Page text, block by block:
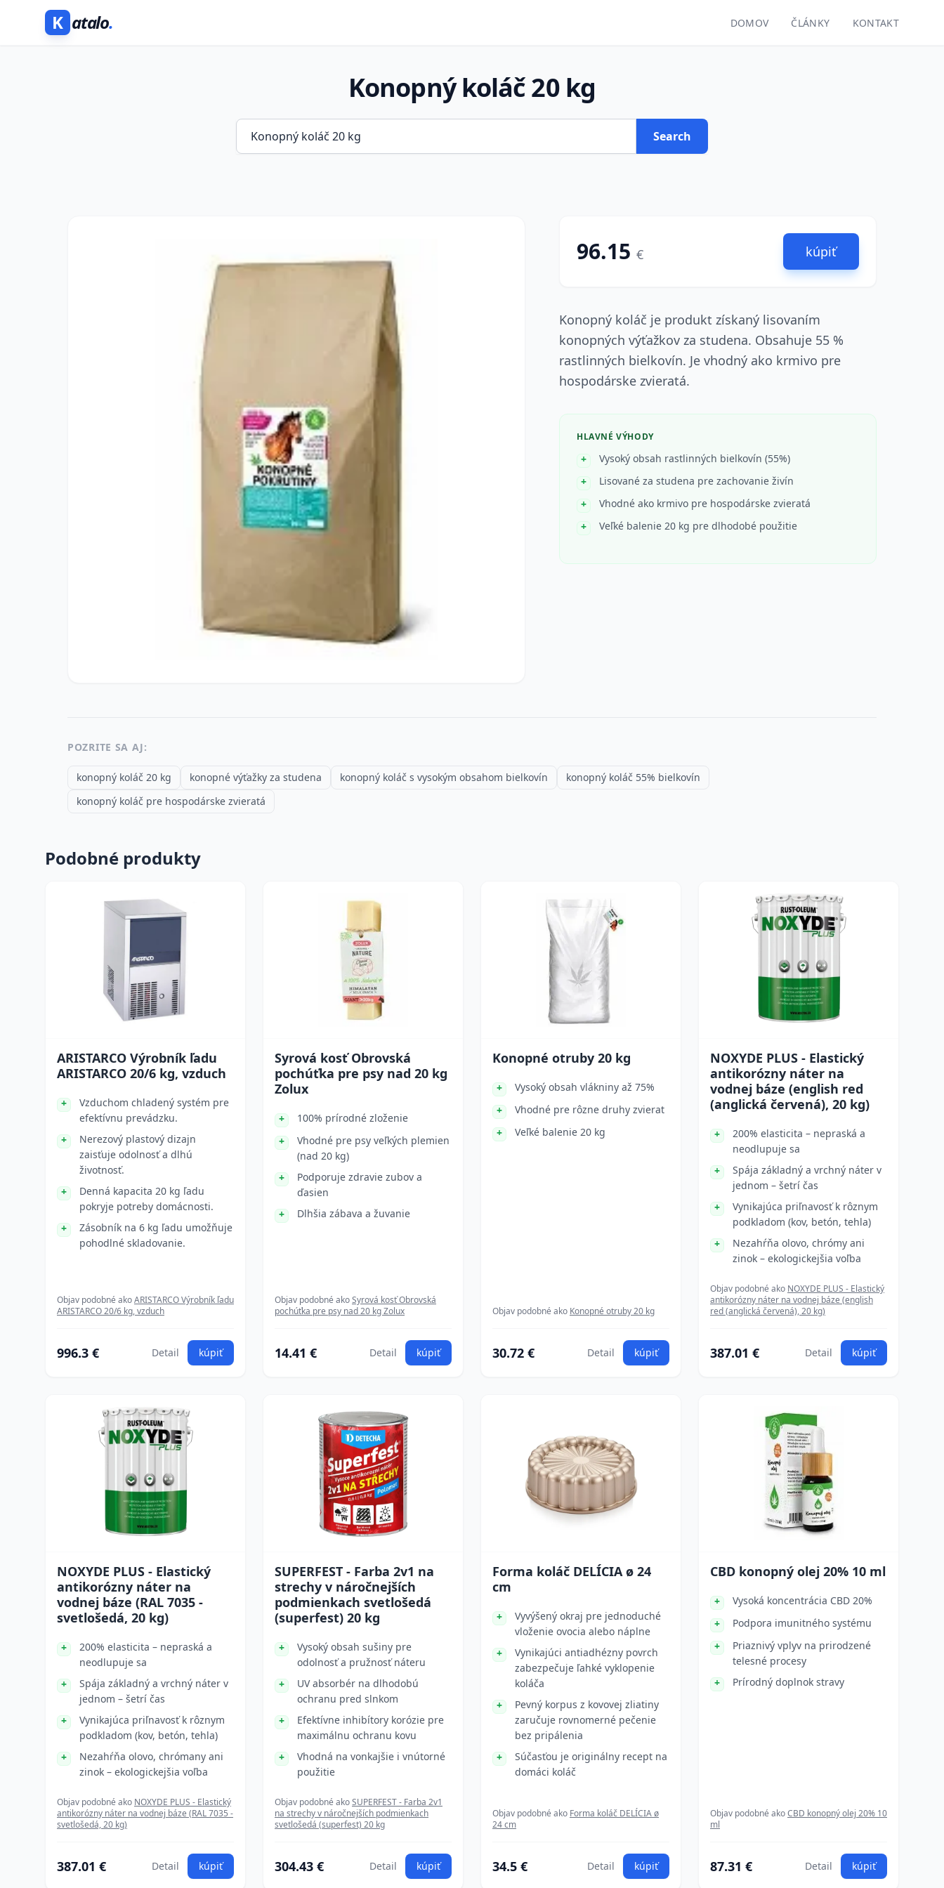
K atalo. DOMOV ČLÁNKY KONTAKT
Konopný koláč 20 kg
Search
96.15 € kúpiť
Konopný koláč je produkt získaný lisovaním
konopných výťažkov za studena. Obsahuje 55 %
rastlinných bielkovín. Je vhodný ako krmivo pre
hospodárske zvieratá.
HLAVNÉ VÝHODY
Vysoký obsah rastlinných bielkovín (55%)
Lisované za studena pre zachovanie živín
Vhodné ako krmivo pre hospodárske zvieratá
Veľké balenie 20 kg pre dlhodobé použitie
POZRITE SA AJ:
konopný koláč 20 kg konopné výťažky za studena konopný koláč s vysokým obsahom bielkovín
konopný koláč 55% bielkovín
konopný koláč pre hospodárske zvieratá
Podobné produkty
ARISTARCO Výrobník ľadu
ARISTARCO 20/6 kg, vzduch
Vzduchom chladený systém pre
efektívnu prevádzku.
Nerezový plastový dizajn
zaisťuje odolnosť a dlhú
životnosť.
Denná kapacita 20 kg ľadu
pokryje potreby domácnosti.
Zásobník na 6 kg ľadu umožňuje
pohodlné skladovanie.
Objav podobné akoARISTARCO Výrobník ľadu
ARISTARCO 20/6 kg, vzduch
996.3 € Detail kúpiť
Syrová kosť Obrovská
pochúťka pre psy nad 20 kg
Zolux
100% prírodné zloženie
Vhodné pre psy veľkých plemien
(nad 20 kg)
Podporuje zdravie zubov a
ďasien
Dlhšia zábava a žuvanie
Objav podobné akoSyrová kosť Obrovská
pochúťka pre psy nad 20 kg Zolux
14.41 € Detail kúpiť
Konopné otruby 20 kg
Vysoký obsah vlákniny až 75%
Vhodné pre rôzne druhy zvierat
Veľké balenie 20 kg
Objav podobné ako Konopné otruby 20 kg
30.72 € Detail kúpiť
NOXYDE PLUS - Elastický
antikorózny náter na
vodnej báze (english red
(anglická červená), 20 kg)
200% elasticita – nepraská a
neodlupuje sa
Spája základný a vrchný náter v
jednom – šetrí čas
Vynikajúca priľnavosť k rôznym
podkladom (kov, betón, tehla)
Nezahŕňa olovo, chrómy ani
zinok – ekologickejšia voľba
Objav podobné ako NOXYDE PLUS - Elastický
antikorózny náter na vodnej báze (english
red (anglická červená), 20 kg)
387.01 € Detail kúpiť
NOXYDE PLUS - Elastický
antikorózny náter na
vodnej báze (RAL 7035 -
svetlošedá, 20 kg)
200% elasticita – nepraská a
neodlupuje sa
Spája základný a vrchný náter v
jednom – šetrí čas
Vynikajúca priľnavosť k rôznym
podkladom (kov, betón, tehla)
Nezahŕňa olovo, chrómany ani
zinok – ekologickejšia voľba
Objav podobné ako NOXYDE PLUS - Elastický
antikorózny náter na vodnej báze (RAL 7035 -
svetlošedá, 20 kg)
387.01 € Detail kúpiť
SUPERFEST - Farba 2v1 na
strechy v náročnejších
podmienkach svetlošedá
(superfest) 20 kg
Vysoký obsah sušiny pre
odolnosť a pružnosť náteru
UV absorbér na dlhodobú
ochranu pred slnkom
Efektívne inhibítory korózie pre
maximálnu ochranu kovu
Vhodná na vonkajšie i vnútorné
použitie
Objav podobné akoSUPERFEST - Farba 2v1
na strechy v náročnejších podmienkach
svetlošedá (superfest) 20 kg
304.43 € Detail kúpiť
Forma koláč DELÍCIA ø 24
cm
Vyvýšený okraj pre jednoduché
vloženie ovocia alebo náplne
Vynikajúci antiadhézny povrch
zabezpečuje ľahké vyklopenie
koláča
Pevný korpus z kovovej zliatiny
zaručuje rovnomerné pečenie
bez pripálenia
Súčasťou je originálny recept na
domáci koláč
Objav podobné ako Forma koláč DELÍCIA ø
24 cm
34.5 € Detail kúpiť
CBD konopný olej 20% 10 ml
Vysoká koncentrácia CBD 20%
Podpora imunitného systému
Priaznivý vplyv na prirodzené
telesné procesy
Prírodný doplnok stravy
Objav podobné akoCBD konopný olej 20% 10
ml
87.31 € Detail kúpiť